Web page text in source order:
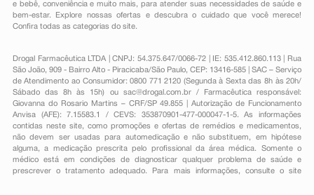
e bebê, conveniênciae muito mais, para atender suas necessidades de saúde e
bem-estar. Explore nossas ofertas e descubra o cuidado que você merece!
Confira todas as categorias do site.
Drogal Farmacêutica LTDA | CNPJ: 54.375.647/0066-72 | IE: 535.412.860.113 | Rua
São João, 909 - Bairro Alto - Piracicaba/São Paulo, CEP: 13416-585 | SAC – Serviço
de Atendimento ao Consumidor: 0800 771 2120 (Segunda à Sexta das 8h às 20h/
Sábado das 8h às 15h) ou sac@drogal.com.br/ Farmacêutica responsável:
Giovanna do Rosario Martins – CRF/SP 49.855 | Autorização de Funcionamento
Anvisa (AFE): 7.15583.1 / CEVS: 353870901-477-000047-1-5. As informações
contidas neste site, como promoções e ofertas de remédios e medicamentos,
não devem ser usadas para automedicação e não substituem, em hipótese
alguma, a medicação prescrita pelo profissional da área médica. Somente o
médico está em condições de diagnosticar qualquer problema de saúde e
prescrever o tratamento adequado. Para mais informações, consulte o site